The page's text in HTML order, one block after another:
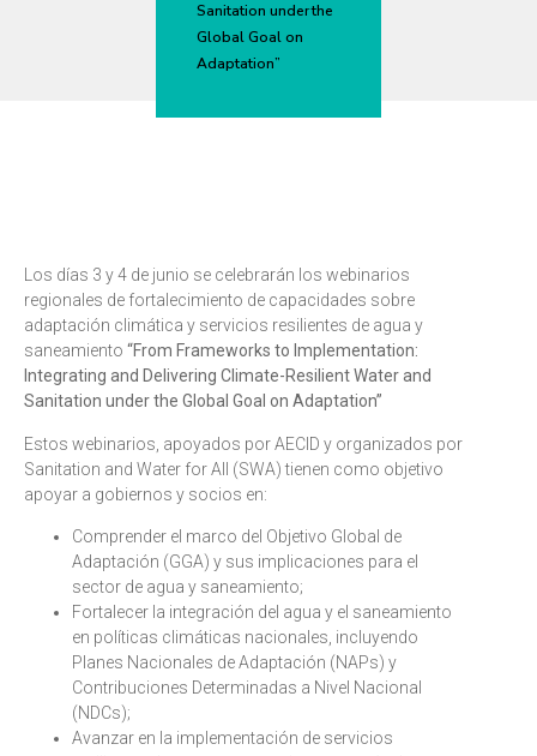
Sanitation under the
Global Goal on
Adaptation”
Los días 3 y 4 de junio se celebrarán los webinarios
regionales de fortalecimiento de capacidades sobre
adaptación climática y servicios resilientes de agua y
saneamiento “From Frameworks to Implementation:
Integrating and Delivering Climate-Resilient Water and
Sanitation under the Global Goal on Adaptation”
Estos webinarios, apoyados por AECID y organizados por
Sanitation and Water for All (SWA) tienen como objetivo
apoyar a gobiernos y socios en:
Comprender el marco del Objetivo Global de
Adaptación (GGA) y sus implicaciones para el
sector de agua y saneamiento;
Fortalecer la integración del agua y el saneamiento
en políticas climáticas nacionales, incluyendo
Planes Nacionales de Adaptación (NAPs) y
Contribuciones Determinadas a Nivel Nacional
(NDCs);
Avanzar en la implementación de servicios